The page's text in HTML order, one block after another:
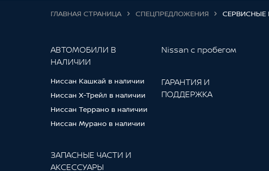
ГЛАВНАЯ СТРАНИЦА СПЕЦПРЕДЛОЖЕНИЯ СЕРВИСНЫЕ
АВТОМОБИЛИ В
НАЛИЧИИ
Ниссан Кашкай в наличии
Ниссан Х-Трейл в наличии
Ниссан Террано в наличии
Ниссан Мурано в наличии
ЗАПАСНЫЕ ЧАСТИ И
АКСЕССУАРЫ
Nissan с пробегом
ГАРАНТИЯ И
ПОДДЕРЖКА